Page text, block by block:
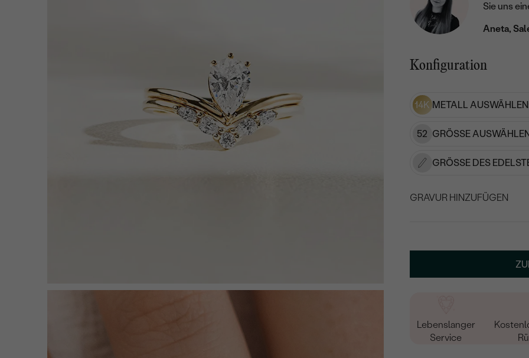
Sie uns
Aneta,
Konfiguration
14K METALL
52 GRÖSSE
GRÖSSE DES
GRAVUR HINZUFÜGEN
Geben Sie Initialen/Text
Lebenslanger
Service